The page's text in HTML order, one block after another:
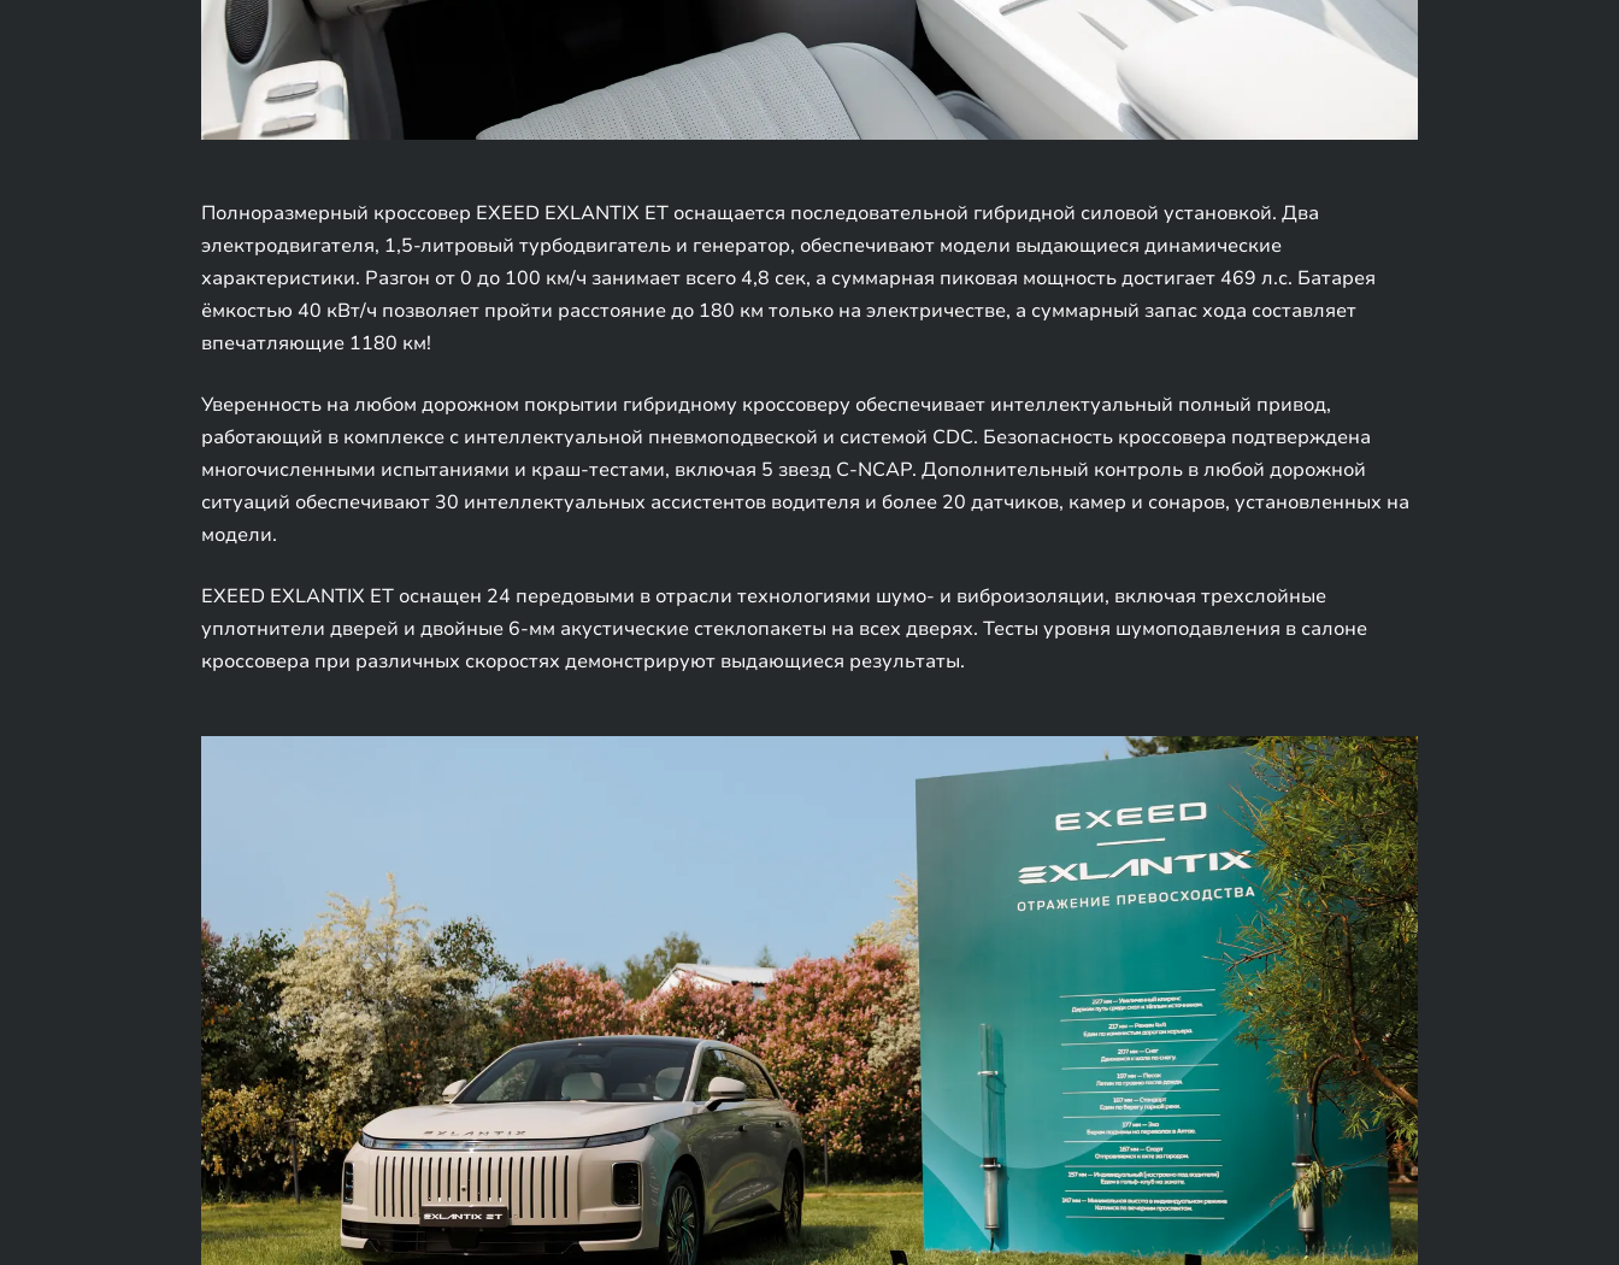
Полноразмерный кроссовер EXEED EXLANTIX ET оснащается последовательной гибридной силовой установкой. Два
электродвигателя, 1,5-литровый турбодвигатель и генератор, обеспечивают модели выдающиеся динамические
характеристики. Разгон от 0 до 100 км/ч занимает всего 4,8 сек, а суммарная пиковая мощность достигает 469 л.с. Батарея
ёмкостью 40 кВт/ч позволяет пройти расстояние до 180 км только на электричестве, а суммарный запас хода составляет
впечатляющие 1180 км!
Уверенность на любом дорожном покрытии гибридному кроссоверу обеспечивает интеллектуальный полный привод,
работающий в комплексе с интеллектуальной пневмоподвеской и системой CDC. Безопасность кроссовера подтверждена
многочисленными испытаниями и краш-тестами, включая 5 звезд C-NCAP. Дополнительный контроль в любой дорожной
ситуаций обеспечивают 30 интеллектуальных ассистентов водителя и более 20 датчиков, камер и сонаров, установленных на
модели.
EXEED EXLANTIX ET оснащен 24 передовыми в отрасли технологиями шумо- и виброизоляции, включая трехслойные
уплотнители дверей и двойные 6-мм акустические стеклопакеты на всех дверях. Тесты уровня шумоподавления в салоне
кроссовера при различных скоростях демонстрируют выдающиеся результаты.